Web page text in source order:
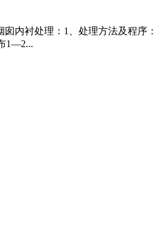
内衬处理：1、处理方法及程序：
1—2...